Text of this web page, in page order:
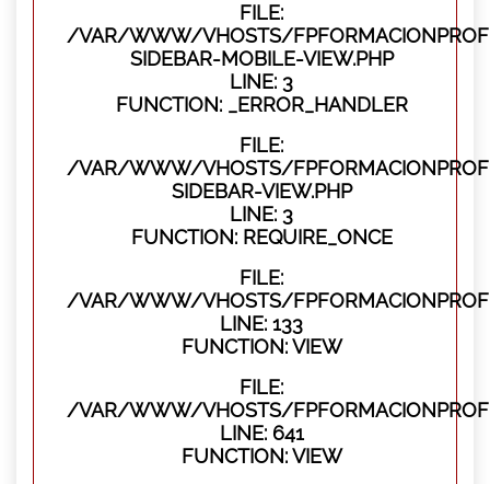
FILE:
/VAR/WWW/VHOSTS/
SIDEBAR-MOBILE-VIEW.PHP
LINE: 3
FUNCTION: _ERROR_HANDLER
FILE:
/VAR/WWW/VHOSTS/
SIDEBAR-VIEW.PHP
LINE: 3
FUNCTION: REQUIRE_ONCE
FILE:
/VAR/WWW/VHOSTS/
LINE: 133
FUNCTION: VIEW
FILE:
/VAR/WWW/VHOSTS/
LINE: 641
FUNCTION: VIEW